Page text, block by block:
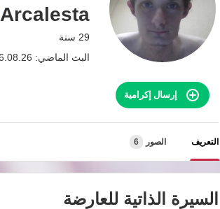
Arcalesta
29 سنة
البث الماضي: 06.08.26 6:15 AM
إرسال إكرامية
التعريف الصور 6
السيرة الذاتية للعارضة